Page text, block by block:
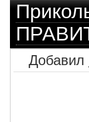
Добавил